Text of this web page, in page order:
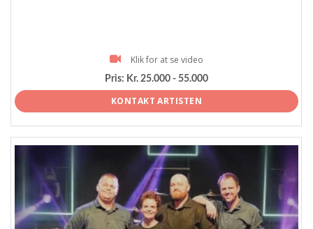
Klik for at se video
Pris: Kr. 25.000 - 55.000
KONTAKT ARTISTEN